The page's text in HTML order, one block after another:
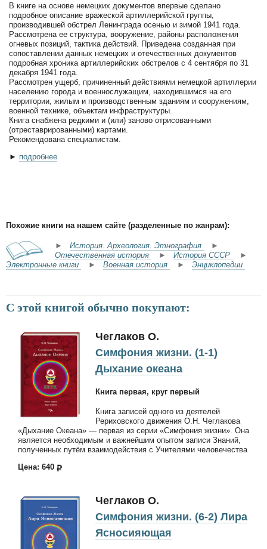
В книге на основе немецких документов впервые сделано
подробное описание вражеской артиллерийской группы,
производившей обстрел Ленинграда осенью и зимой 1941 года.
Рассмотрена ее структура, вооружение, районы расположения
огневых позиций, тактика действий. Приведена созданная при
сопоставлении данных немецких и отечественных документов
подробная хроника артиллерийских обстрелов с 4 сентября по 31
декабря 1941 года.
Рассмотрен ущерб, причиненный действиями немецкой артиллерии
населению города и военнослужащим, находившимся на его
территории, жилым и производственным зданиям и сооружениям,
военной технике, объектам инфраструктуры.
Книга снабжена редкими и (или) заново отрисованными
(отреставрированными) картами.
Рекомендована специалистам.
► подробнее
Похожие книги на нашем сайте (разделенные по жанрам):
► История. Археология. Этнография
►
Отечественная история
► История СССР
►
Электронные книги
► Военная история ► Энциклопедии
С этой книгой обычно покупают:
Чеглаков О.
Симфония жизни. (1-1)
Дыхание океана
Книга первая, круг первый
Книга записей одного из деятелей
Рериховского движения О.Н. Чеглакова
«Дыхание Океана» — первая из серии «Симфония жизни». Она
является необходимым и важнейшим опытом записи Знаний,
полученных путём взаимодействия с Учителями человечества
Цена: 640
Чеглаков О.
Симфония жизни. (6-2) Лира
Ясносияющая